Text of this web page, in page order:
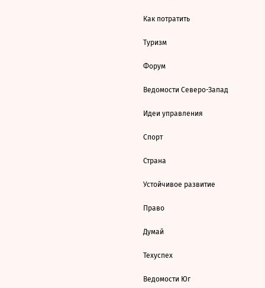
Как потратить
Туризм
Форум
Ведомости Северо-Запад
Идеи управления
Спорт
Страна
Устойчивое развитие
Право
Думай
Техуспех
Ведомости Юг